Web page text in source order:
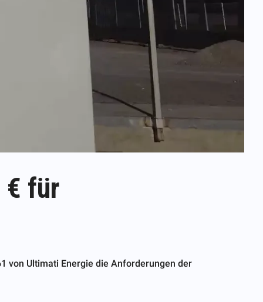
€ für
von Ultimati Energie die Anforderungen der